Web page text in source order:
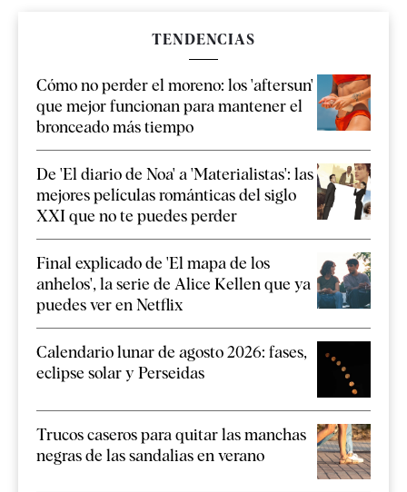
TENDENCIAS
Cómo no perder el moreno: los 'aftersun'
que mejor funcionan para mantener el
bronceado más tiempo
De 'El diario de Noa' a 'Materialistas': las
mejores películas románticas del siglo
XXI que no te puedes perder
Final explicado de 'El mapa de los
anhelos', la serie de Alice Kellen que ya
puedes ver en Netflix
Calendario lunar de agosto 2026: fases,
eclipse solar y Perseidas
Trucos caseros para quitar las manchas
negras de las sandalias en verano